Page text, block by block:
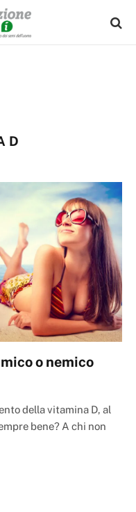
D
o nemico
della vitamina D, al
bene? A chi non